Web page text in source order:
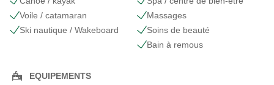
Voile / catamaran
Ski nautique / Wakeboard
Massages
Soins de beauté
Bain à remous
EQUIPEMENTS